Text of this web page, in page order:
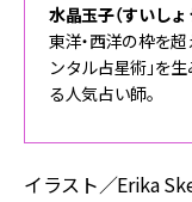
水晶玉子（すいし
東洋・西洋の枠を
ンタル占星術」を
る人気占い師。
イラスト／Erika